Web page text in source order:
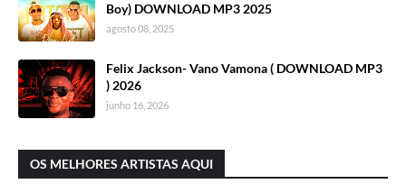
Boy) DOWNLOAD MP3 2025
agosto 08, 2025
Felix Jackson- Vano Vamona ( DOWNLOAD MP3
) 2026
junho 16, 2026
OS MELHORES ARTISTAS AQUI